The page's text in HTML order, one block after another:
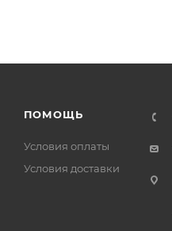
ПОМОЩЬ
Условия оплаты
Условия доставки